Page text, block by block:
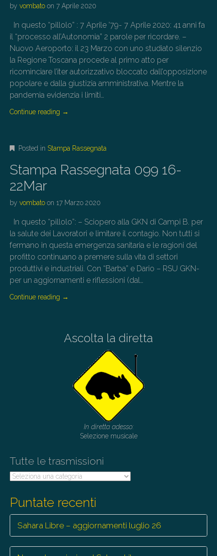
by vombato on 7 Aprile 2020
In questo “pillolo” : 7 Aprile ’79- 7 Aprile 2020: 41 anni fa
il “processo all’Autonomia” 2 parole per ricordare. –
Nuovo Aeroporto: il 23 Marzo con uno studiato silenzio
la Regione Toscana procede al primo atto per
ricominciare l’iter autorizzativo bloccato dall’opposizione
popolare e dalla giustizia amministrativa. Mentre la
pandemia evidenzia i limiti…
Continue reading →
Posted in Stampa Rassegnata
Stampa Rassegnata 099 16-
22Mar
by vombato on 17 Marzo 2020
In questo “pillolo”: – Sciopero alla GKN di Campi B. per
la salute dei Lavoratori e limitare il contagio. Non tutti si
fermano in questa emergenza sanitaria e le ragioni del
profitto continuano a premere sulla vita di settori
produttivi e industriali. Con “Barba” e Dario – RSU GKN-
per un aggiornamenti e riflessioni (dal…
Continue reading →
Ascolta la diretta
In diretta adesso:
Selezione musicale
Tutte le trasmissioni
Tutte
Puntate recenti
Sahara Libre – aggiornamenti luglio 26